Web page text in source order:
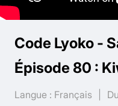
Code Lyoko -
Épisode 80 :
Langue : Français